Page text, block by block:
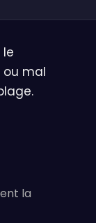
ou mal
la